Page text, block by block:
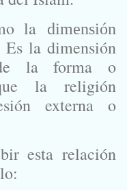
la
dimensión
la dimensión
la forma o
la religión
externa o
esta relación